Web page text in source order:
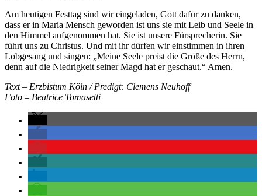
Am heutigen Festtag sind wir eingeladen, Gott dafür zu danken,
dass er in Maria Mensch geworden ist uns sie mit Leib und Seele in
den Himmel aufgenommen hat. Sie ist unsere Fürsprecherin. Sie
führt uns zu Christus. Und mit ihr dürfen wir einstimmen in ihren
Lobgesang und singen: „Meine Seele preist die Größe des Herrn,
denn auf die Niedrigkeit seiner Magd hat er geschaut.“ Amen.
Text – Erzbistum Köln / Predigt: Clemens Neuhoff
Foto – Beatrice Tomasetti